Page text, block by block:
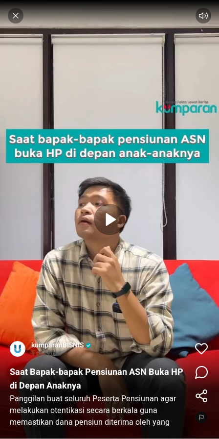
kumparanBISNIS
1 Des 2024
Saat Bapak-bapak Pensiunan ASN Buka HP
di Depan Anaknya
Panggilan buat seluruh Peserta Pensiunan agar
melakukan otentikasi secara berkala guna
memastikan dana pensiun diterima oleh yang